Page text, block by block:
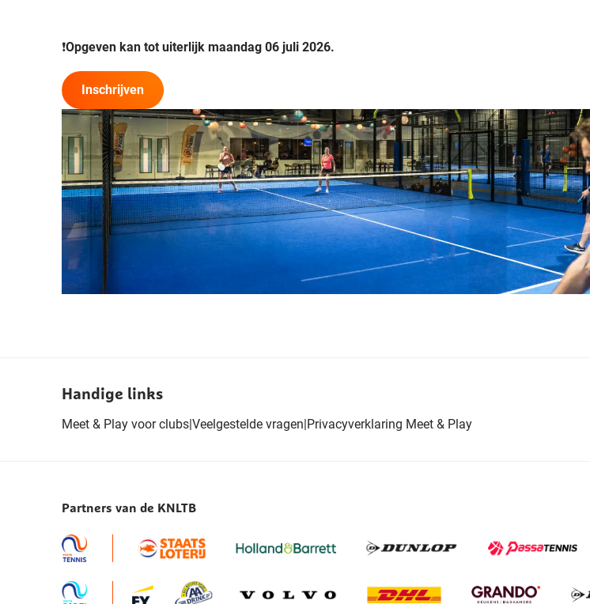
❗Opgeven kan tot uiterlijk maandag 06 juli 2026.
Inschrijven
Handige links
Meet & Play voor clubs|Veelgestelde vragen|Privacyverklaring Meet & Play
Partners van de KNLTB